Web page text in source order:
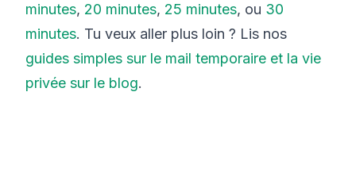
minutes, 20 minutes, 25 minutes, ou 30
minutes. Tu veux aller plus loin ? Lis nos
guides simples sur le mail temporaire et la vie
privée sur le blog.